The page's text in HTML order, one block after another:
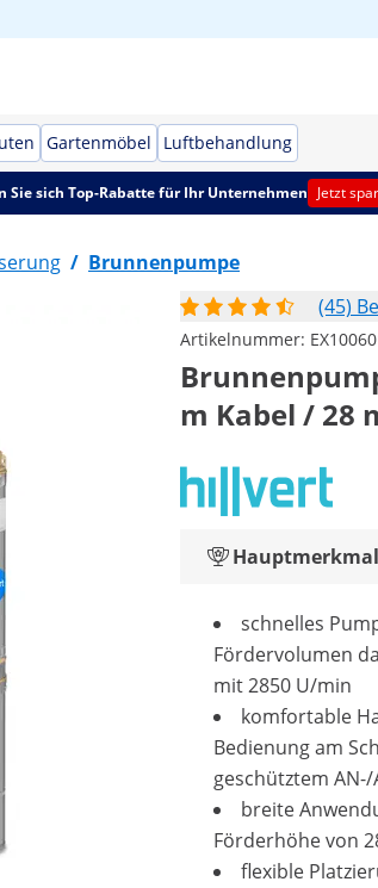
Gartenmöbel Luftbehandlung
Sie sich Top-Rabatte für Ihr Unternehmen Jetzt
/ Brunnenpumpe
(45)
Artikelnummer:
m Kabel / 28
schnelles
Fördervolumen
mit 2850 U/min
komfortable
Bedienung am
geschütztem AN-/
breite
Förderhöhe von
flexible